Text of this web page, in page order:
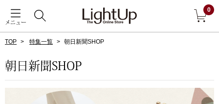
メニュー
0
すべて見る アウター
TOP 特集一覧 朝日新聞SHOP
朝日新聞SHOP